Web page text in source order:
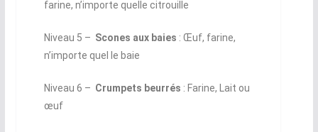
farine, n’importe quelle citrouille
Niveau 5 ­– Scones aux baies : Œuf, farine,
n’importe quel le baie
Niveau 6 ­– Crumpets beurrés : Farine, Lait ou
œuf